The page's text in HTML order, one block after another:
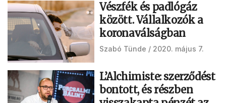
Vészfék és padlógáz
között. Vállalkozók a
koronaválságban
Szabó Tünde 2020. május 7.
L’Alchimiste: szerződést
bontott, és részben